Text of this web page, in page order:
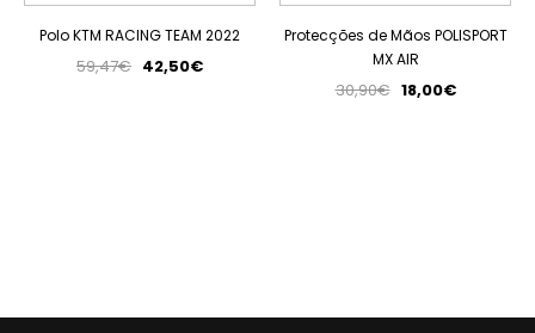
Polo KTM RACING TEAM 2022
59,47€ 42,50€
Protecções de Mãos POLISPORT
MX AIR
30,90€ 18,00€